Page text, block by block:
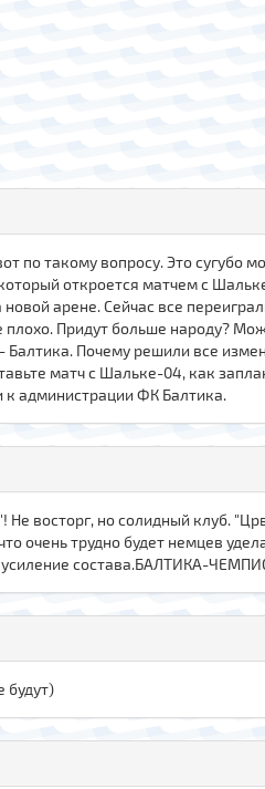
по такому вопросу. Это сугубо
откроется матчем с
арене. Сейчас все
Придут больше народу?
Почему решили все
матч с Шальке-04, как
администрации ФК Балтика.
восторг, но солидный клуб.
трудно будет немцев
усиление состава.БАЛТИКА-
будут)